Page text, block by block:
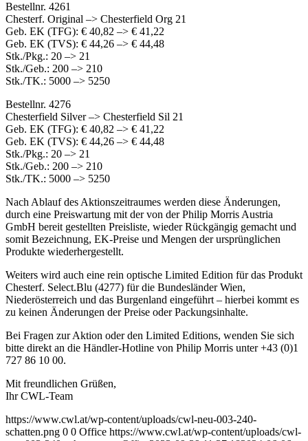
Bestellnr. 4261
Chesterf. Original –> Chesterfield Org 21
Geb. EK (TFG): € 40,82 –> € 41,22
Geb. EK (TVS): € 44,26 –> € 44,48
Stk./Pkg.: 20 –> 21
Stk./Geb.: 200 –> 210
Stk./TK.: 5000 –> 5250
Bestellnr. 4276
Chesterfield Silver –> Chesterfield Sil 21
Geb. EK (TFG): € 40,82 –> € 41,22
Geb. EK (TVS): € 44,26 –> € 44,48
Stk./Pkg.: 20 –> 21
Stk./Geb.: 200 –> 210
Stk./TK.: 5000 –> 5250
Nach Ablauf des Aktionszeitraumes werden diese Änderungen,
durch eine Preiswartung mit der von der Philip Morris Austria
GmbH bereit gestellten Preisliste, wieder Rückgängig gemacht und
somit Bezeichnung, EK-Preise und Mengen der ursprünglichen
Produkte wiederhergestellt.
Weiters wird auch eine rein optische Limited Edition für das Produkt
Chesterf. Select.Blu (4277) für die Bundesländer Wien,
Niederösterreich und das Burgenland eingeführt – hierbei kommt es
zu keinen Änderungen der Preise oder Packungsinhalte.
Bei Fragen zur Aktion oder den Limited Editions, wenden Sie sich
bitte direkt an die Händler-Hotline von Philip Morris unter +43 (0)1
727 86 10 00.
Mit freundlichen Grüßen,
Ihr CWL-Team
https://www.cwl.at/wp-content/uploads/cwl-neu-003-240-
schatten.png 0 0 Office https://www.cwl.at/wp-content/uploads/cwl-